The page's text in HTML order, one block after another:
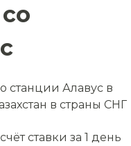
станции Алавус в
в страны СНГ
ставки за 1 день